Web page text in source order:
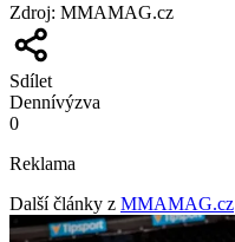
Zdroj: MMAMAG.cz
Sdílet
Dennívýzva
0
Reklama
Další články z MMAMAG.cz